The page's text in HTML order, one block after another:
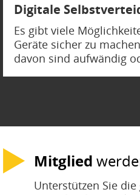
Digitale
Es gibt viele
Geräte sicher zu
davon sind aufwändig
Mitglied
Unterstützen Sie die